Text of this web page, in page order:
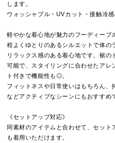
します。
ウォッシャブル・UVカット・接触冷
軽やかな着心地が魅力のフーディーブ
程よくゆとりのあるシルエットで体の
リラックス感のある着心地です。裾
可能で、スタイリングに合わせたアレ
ト付きで機能性も◎。
フィットネスや日常使いはもちろん、
などアクティブなシーンにもおすすめ
《セットアップ対応》
同素材のアイテムと合わせて、セッ
も着用いただけます。